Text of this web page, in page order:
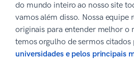
do mundo inteiro ao nosso site
vamos além disso. Nossa equipe
originais para entender melhor o
temos orgulho de sermos citados
universidades e pelos principais